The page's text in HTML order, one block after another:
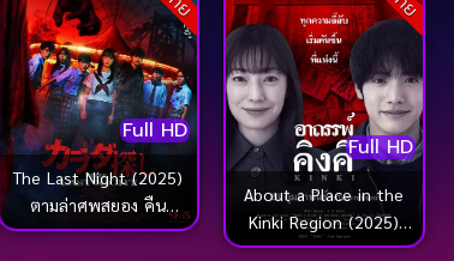
Full HD
The Last Night (2025)
ตามล่าศพสยอง คืน
สุดท้าย
Full HD
About a Place in the
Kinki Region (2025)
อาถรรพ์คิงคิ